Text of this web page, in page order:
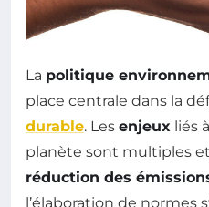
La politique
place centrale dans la
durable. Les enjeux liés
planète sont multiples
réduction des
l’élaboration de normes